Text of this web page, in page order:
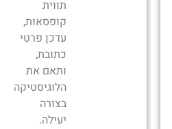
תווית
קופסאות,
עדכן פרטי
כתובת,
ותאם את
הלוגיסטיקה
בצורה
יעילה.